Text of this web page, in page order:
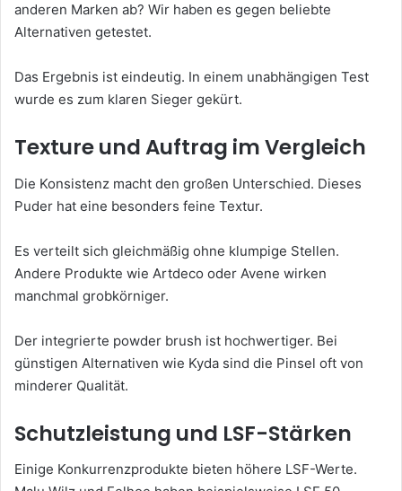
anderen Marken ab? Wir haben es gegen beliebte
Alternativen getestet.
Das Ergebnis ist eindeutig. In einem unabhängigen Test
wurde es zum klaren Sieger gekürt.
Texture und Auftrag im Vergleich
Die Konsistenz macht den großen Unterschied. Dieses
Puder hat eine besonders feine Textur.
Es verteilt sich gleichmäßig ohne klumpige Stellen.
Andere Produkte wie Artdeco oder Avene wirken
manchmal grobkörniger.
Der integrierte powder brush ist hochwertiger. Bei
günstigen Alternativen wie Kyda sind die Pinsel oft von
minderer Qualität.
Schutzleistung und LSF-Stärken
Einige Konkurrenzprodukte bieten höhere LSF-Werte.